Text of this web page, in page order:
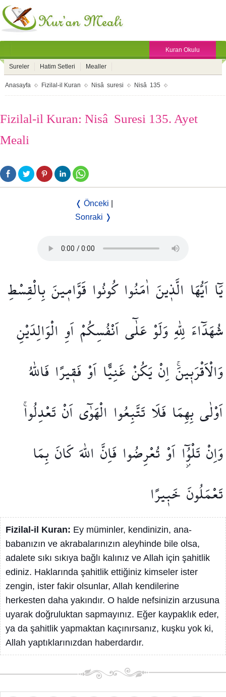
Kuran Okulu
Sureler Hatim Setleri Mealler
Anasayfa Fizilal-il Kuran Nisâ suresi Nisâ 135
Fizilal-il Kuran: Nisâ Suresi 135. Ayet
Meali
❬ Önceki
Sonraki ❭
يَٓا اَيُّهَا الَّذ۪ينَ اٰمَنُوا كُونُوا قَوَّام۪ينَبِالْقِسْطِ
شُهَدَٓاءَ لِلّٰهِوَلَوْ عَلٰٓىاَنْفُسِكُمْاَوِ الْوَالِدَيْنِ
وَالْاَقْرَب۪ينَۚاِنْيَكُنْ غَنِيًّا اَوْفَق۪يرًا فَاللّٰهُ
اَوْلٰىبِهِمَا فَلَا تَتَّبِعُوا الْهَوٰٓىاَنْتَعْدِلُواۚ
وَاِنْتَلْوُٓ۫ا اَوْتُعْرِضُوا فَاِنَّ اللّٰهَكَانَبِمَا
تَعْمَلُونَ خَب۪يرًا
Fizilal-il Kuran: Ey müminler, kendinizin, ana-
babanızın ve akrabalarınızın aleyhinde bile olsa,
adalete sıkı sıkıya bağlı kalınız ve Allah için şahitlik
ediniz. Haklarında şahitlik ettiğiniz kimseler ister
zengin, ister fakir olsunlar, Allah kendilerine
herkesten daha yakındır. O halde nefsinizin arzusuna
uyarak doğruluktan sapmayınız. Eğer kaypaklık eder,
ya da şahitlik yapmaktan kaçınırsanız, kuşku yok ki,
Allah yaptıklarınızdan haberdardır.